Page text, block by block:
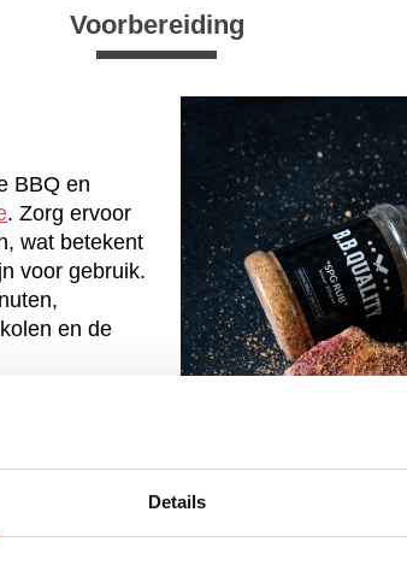
Details
Voorbereiding
BBQ en
. Zorg ervoor
wat betekent
voor gebruik.
en de
smeer je
vlees, zodat
Laat de